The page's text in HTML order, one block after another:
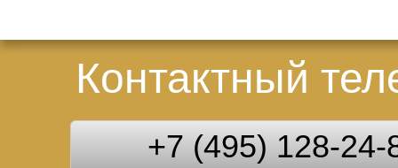
Контактный
+7 (495) 128-24-